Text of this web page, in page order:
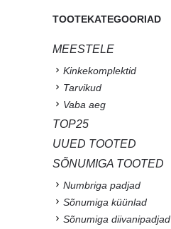
TOOTEKATEGOORIAD
MEESTELE
Kinkekomplektid
Tarvikud
Vaba aeg
TOP25
UUED TOOTED
SÕNUMIGA TOOTED
Numbriga padjad
Sõnumiga küünlad
Sõnumiga diivanipadjad